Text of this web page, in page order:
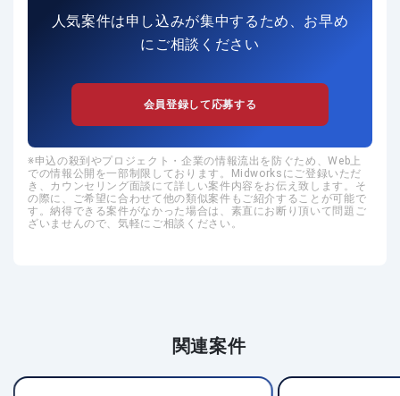
人気案件は申し込みが集中するため、お早め
にご相談ください
会員登録して応募する
申込の殺到やプロジェクト・企業の情報流出を防ぐため、Web上
での情報公開を一部制限しております。Midworksにご登録いただ
き、カウンセリング面談にて詳しい案件内容をお伝え致します。そ
の際に、ご希望に合わせて他の類似案件もご紹介することが可能で
す。納得できる案件がなかった場合は、素直にお断り頂いて問題ご
ざいませんので、気軽にご相談ください。
関連案件